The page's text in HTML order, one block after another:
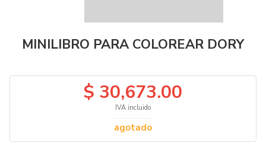
MINILIBRO PARA COLOREAR DORY
$ 30,673.00
IVA incluido
agotado